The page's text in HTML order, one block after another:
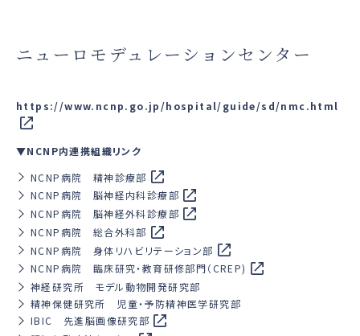
ニューロモデュレーションセンター
https://www.ncnp.go.jp/hospital/guide/sd/nmc.html
▼NCNP内連携組織リンク
NCNP病院 精神診療部
NCNP病院 脳神経内科診療部
NCNP病院 脳神経外科診療部
NCNP病院 総合外科部
NCNP病院 身体リハビリテーション部
NCNP病院 臨床研究・教育研修部門（CREP)
神経研究所 モデル動物開発研究部
精神保健研究所 児童・予防精神医学研究部
IBIC 先進脳画像研究部